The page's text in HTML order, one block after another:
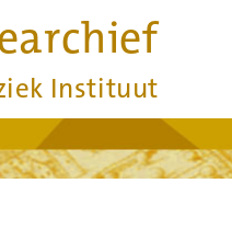
Instituut